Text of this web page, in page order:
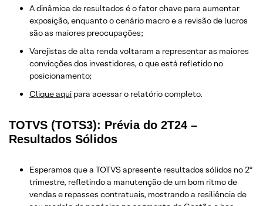
A dinâmica de resultados é o fator chave para aumentar
exposição, enquanto o cenário macro e a revisão de lucros
são as maiores preocupações;
Varejistas de alta renda voltaram a representar as maiores
convicções dos investidores, o que está refletido no
posicionamento;
Clique aqui para acessar o relatório completo.
TOTVS (TOTS3): Prévia do 2T24 –
Resultados Sólidos
Esperamos que a TOTVS apresente resultados sólidos no 2º
trimestre, refletindo a manutenção de um bom ritmo de
vendas e repasses contratuais, mostrando a resiliência de